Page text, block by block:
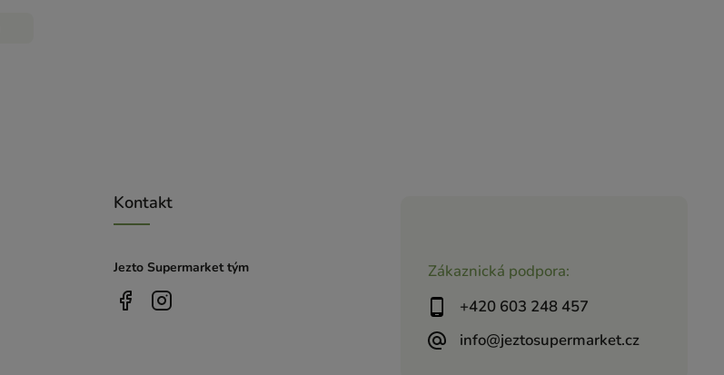
Zákaznická podpora:
+420 603 248 457
info@jeztosupermarket.cz
Kontakt
Jezto Supermarket tým